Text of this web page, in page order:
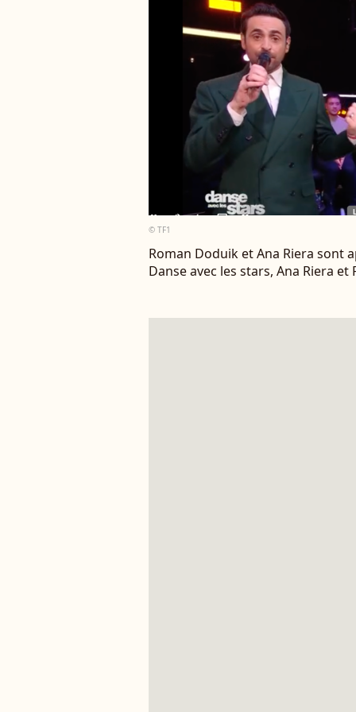
© TF1
Roman Doduik et Ana Riera sont
Danse avec les stars, Ana Riera et